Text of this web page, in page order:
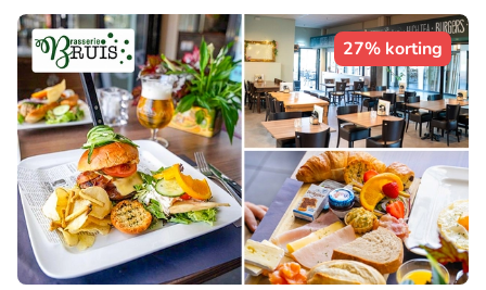
27% korting